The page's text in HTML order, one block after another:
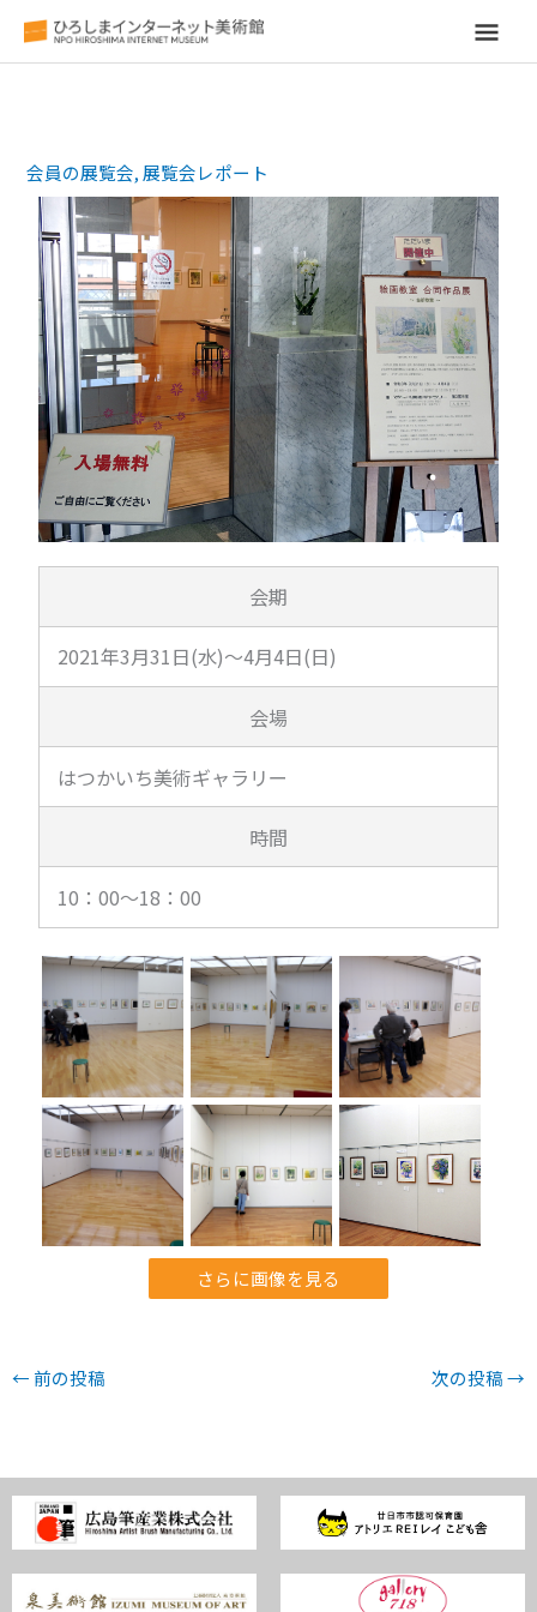
メ
メ
ニ
ュ
ー
会員の展覧会,展覧会レポート
会期
2021年3月31日(水)～4月4日(日)
会場
はつかいち美術ギャラリー
時間
10：00～18：00
さらに画像を見る
← 前の投稿 次の投稿→